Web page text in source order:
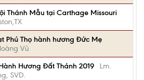
Thánh Mẫu tại Carthage Missouri
Phú Thọ hành hương Đức Mẹ
Vũ
Hương Đất Thánh 2019
Lm.
SVD.